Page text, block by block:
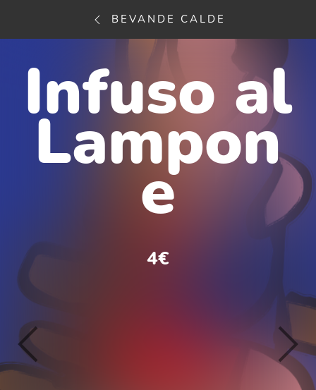
BEVANDE CALDE
Infuso al
Lampon
e
4€